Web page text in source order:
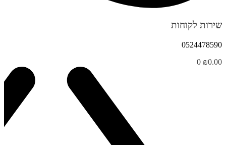
שירות לקוחות
0524478590
₪0.00
0